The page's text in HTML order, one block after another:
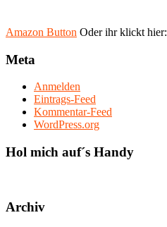
Amazon Button Oder ihr klickt hier:
Meta
Anmelden
Eintrags-Feed
Kommentar-Feed
WordPress.org
Hol mich auf´s Handy
Archiv